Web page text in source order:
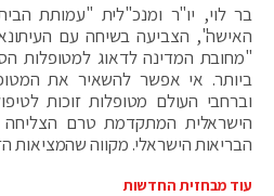
בר לוי, יו"ר ומנכ"לית "עמותת
האישה", הצביעה בשיחה עם
"מחובת המדינה לדאוג למטופלות
ביותר. אי אפשר להשאיר את
וברחבי העולם מטופלות זוכות
הישראלית המתקדמת טרם
הבריאות הישראלי. מקווה שהמציאות
עוד מבחזית החדשות